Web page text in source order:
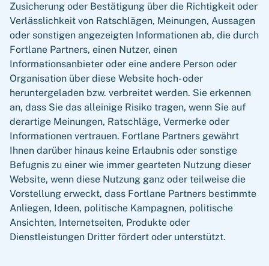
Zusicherung oder Bestätigung über die Richtigkeit oder
Verlässlichkeit von Ratschlägen, Meinungen, Aussagen
oder sonstigen angezeigten Informationen ab, die durch
Fortlane Partners, einen Nutzer, einen
Informationsanbieter oder eine andere Person oder
Organisation über diese Website hoch- oder
heruntergeladen bzw. verbreitet werden. Sie erkennen
an, dass Sie das alleinige Risiko tragen, wenn Sie auf
derartige Meinungen, Ratschläge, Vermerke oder
Informationen vertrauen. Fortlane Partners gewährt
Ihnen darüber hinaus keine Erlaubnis oder sonstige
Befugnis zu einer wie immer gearteten Nutzung dieser
Website, wenn diese Nutzung ganz oder teilweise die
Vorstellung erweckt, dass Fortlane Partners bestimmte
Anliegen, Ideen, politische Kampagnen, politische
Ansichten, Internetseiten, Produkte oder
Dienstleistungen Dritter fördert oder unterstützt.